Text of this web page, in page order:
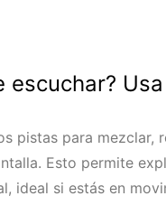
escuchar?
pistas para mezclar,
Esto permite
ideal si estás en